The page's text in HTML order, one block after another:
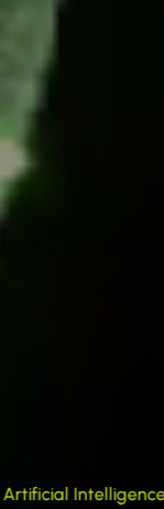
Artificial